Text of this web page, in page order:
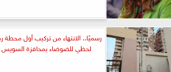
رسميًا.. الانتهاء من تركيب أول محطة
لحظي للضوضاء بمحافزة السويس